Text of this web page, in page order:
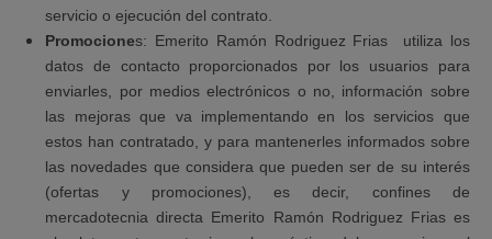
servicio o ejecución del contrato.
Promociones: Emerito Ramón Rodriguez Frias
utiliza los
datos de contacto proporcionados por los usuarios para
enviarles, por medios electrónicos o no, información sobre
las mejoras que va implementando en los servicios que
estos han contratado, y para mantenerles informados sobre
las novedades que considera que pueden ser de su interés
(ofertas y promociones), es decir, confines de
mercadotecnia directa Emerito Ramón Rodriguez Frias es